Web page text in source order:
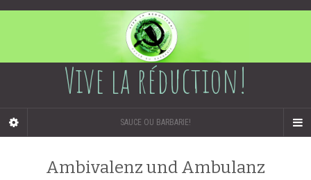
Vive la réduction!
SAUCE OU BARBARIE!
Ambivalenz und Ambulanz